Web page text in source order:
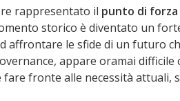
rappresentato il punto di forza
storico è diventato un
affrontare le sfide di un futuro
appare oramai
fronte alle necessità attuali,